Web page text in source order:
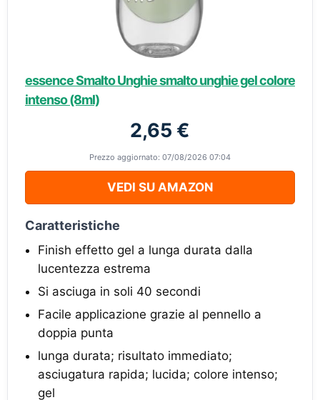
essence Smalto Unghie smalto unghie gel colore
intenso (8ml)
2,65 €
Prezzo aggiornato: 07/08/2026 07:04
VEDI SU AMAZON
Caratteristiche
Finish effetto gel a lunga durata dalla
lucentezza estrema
Si asciuga in soli 40 secondi
Facile applicazione grazie al pennello a
doppia punta
lunga durata; risultato immediato;
asciugatura rapida; lucida; colore intenso;
gel